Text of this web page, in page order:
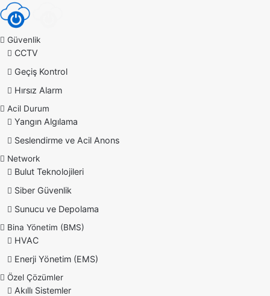
Güvenlik
CCTV
Geçiş Kontrol
Hırsız Alarm
Acil Durum
Yangın Algılama
Seslendirme ve Acil Anons
Network
Bulut Teknolojileri
Siber Güvenlik
Sunucu ve Depolama
Bina Yönetim (BMS)
HVAC
Enerji Yönetim (EMS)
Özel Çözümler
Akıllı Sistemler